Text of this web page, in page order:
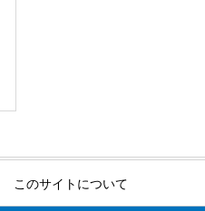
このサイトについて